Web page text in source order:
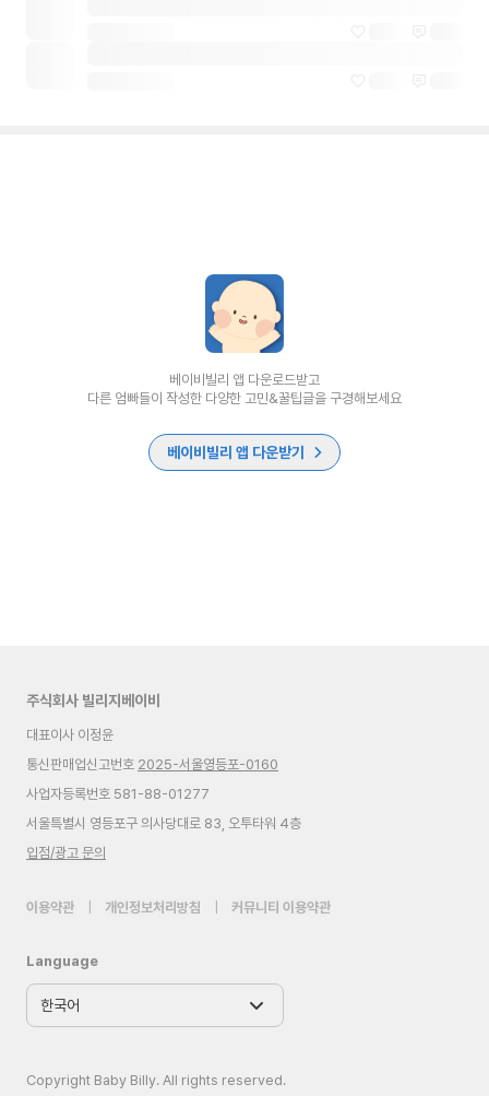
베이비빌리 앱 다운로드받고
다른 엄빠들이 작성한 다양한 고민&꿀팁글을 구경해보세요
베이비빌리 앱 다운받기
주식회사 빌리지베이비
대표이사 이정윤
통신판매업신고번호 2025-서울영등포-0160
사업자등록번호 581-88-01277
서울특별시 영등포구 의사당대로 83, 오투타워 4층
입점/광고 문의
이용약관 개인정보처리방침 커뮤니티 이용약관
Language
Copyright Baby Billy. All rights reserved.